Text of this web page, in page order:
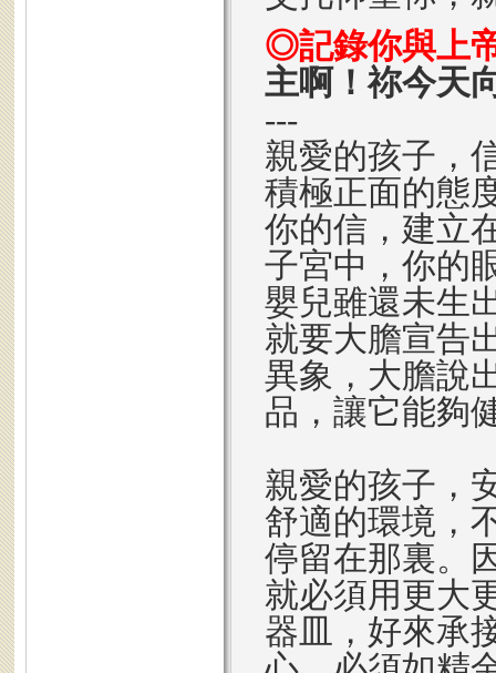
◎記錄你與上
主啊！祢今天
---
親愛的孩子，
積極正面的態
你的信，建立
子宮中，你的
嬰兒雖還未生
就要大膽宣告
異象，大膽說
品，讓它能夠
親愛的孩子，
舒適的環境，
停留在那裏。
就必須用更大
器皿，好來承